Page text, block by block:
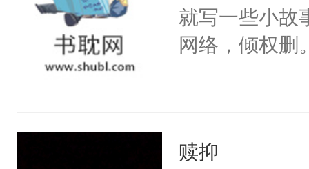
就写一些小故
网络，倾权删
赎抑